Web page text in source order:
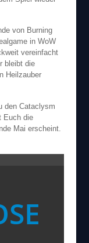
von Burning
in WoW
vereinfacht
bleibt die
Heilzauber
den Cataclysm
Euch die
Mai erscheint.